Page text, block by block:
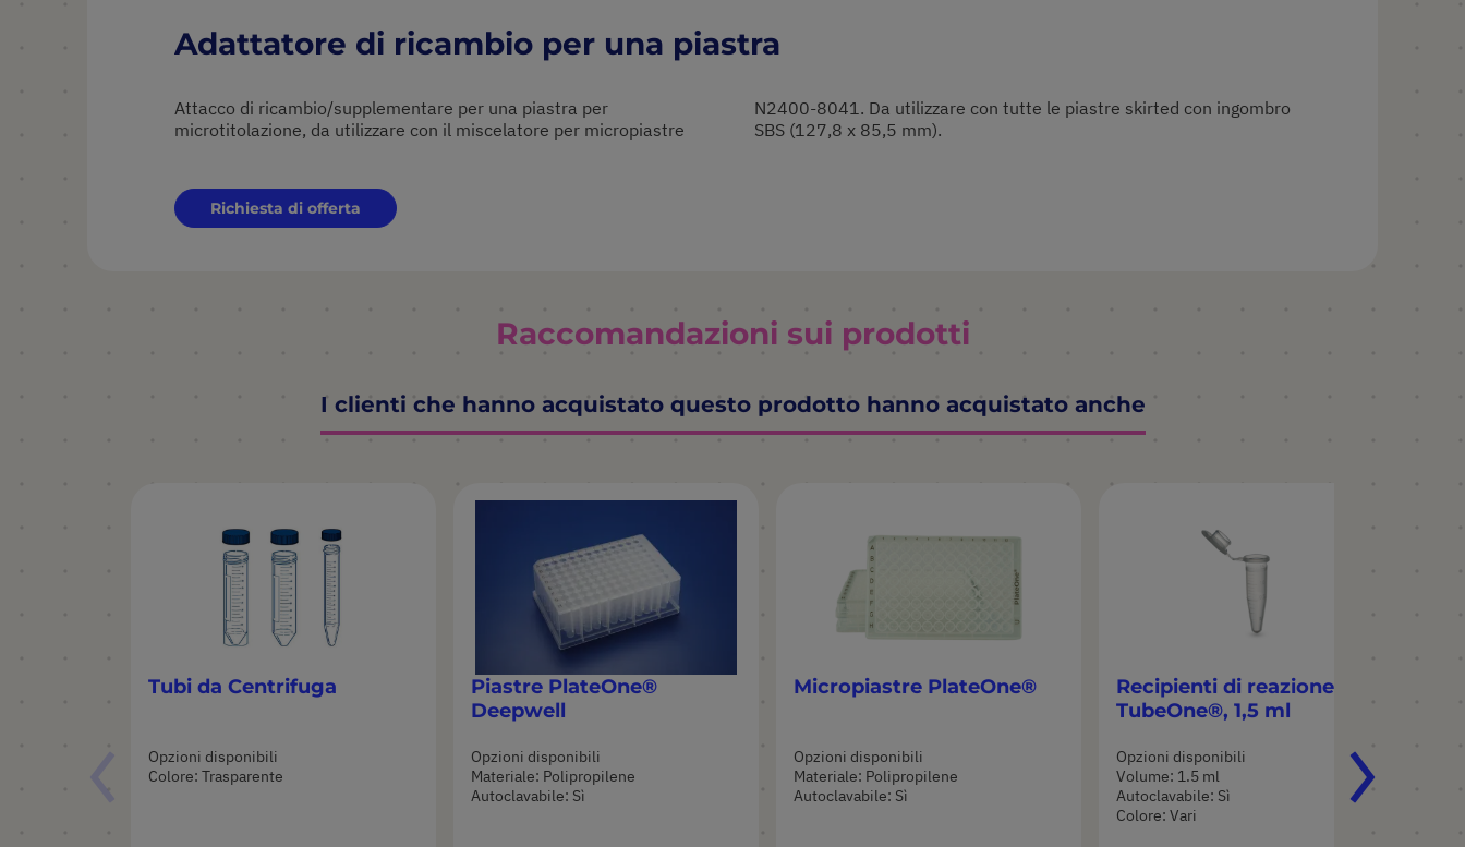
Adattatore di ricambio per una piastra
Attacco di ricambio/supplementare per una piastra per
microtitolazione, da utilizzare con il miscelatore per micropiastre
N2400-8041. Da utilizzare con tutte le piastre skirted con ingombro
SBS (127,8 x 85,5 mm).
Richiesta di offerta
Raccomandazioni sui prodotti
I clienti che hanno acquistato questo prodotto hanno acquistato anche
Tubi da Centrifuga
Opzioni disponibili
Colore: Trasparente
Piastre PlateOne®
Deepwell
Opzioni disponibili
Materiale: Polipropilene
Autoclavabile: Sì
Micropiastre PlateOne®
Opzioni disponibili
Materiale: Polipropilene
Autoclavabile: Sì
Recipienti di reazione
TubeOne®, 1,5 ml
Opzioni disponibili
Volume: 1.5 ml
Autoclavabile: Sì
Colore: Vari